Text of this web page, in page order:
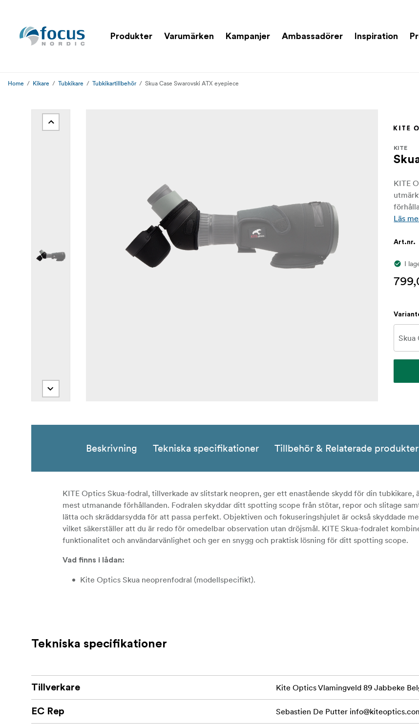
Produkter Varumärken Kampanjer Ambassadörer Inspiration
Home Kikare Tubkikare Tubkikartillbehör Skua Case Swarovski ATX eyepiece
KITE
KITE
Läs
Art.nr.
I
Beskrivning Tekniska specifikationer Tillbehör & Relaterade produkter
KITE Optics Skua-fodral, tillverkade av slitstark neopren, ger ett enastående skydd för din tubkikare,
mest utmanande förhållanden. Fodralen skyddar ditt spotting scope från stötar, repor och slitage
lätta och skräddarsydda för att passa perfekt. Objektiven och fokuseringshjulet är också skyddade
vilket säkerställer att du är redo för omedelbar observation utan dröjsmål. KITE Skua-fodralet
funktionalitet och användarvänlighet och ger en snygg och praktisk lösning för ditt spotting scope.
Vad finns i lådan:
Kite Optics Skua neoprenfodral (modellspecifikt).
Tekniska specifikationer
Tillverkare Kite Optics Vlamingveld 89 Jabbeke
EC Rep Sebastien De Putter